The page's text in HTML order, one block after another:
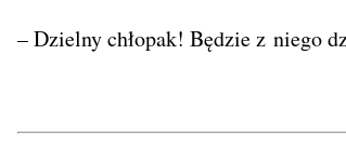
– Dzielny chłopak! Będzie z niego